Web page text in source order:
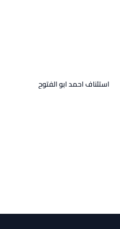
استئناف احمد ابو الفتوح